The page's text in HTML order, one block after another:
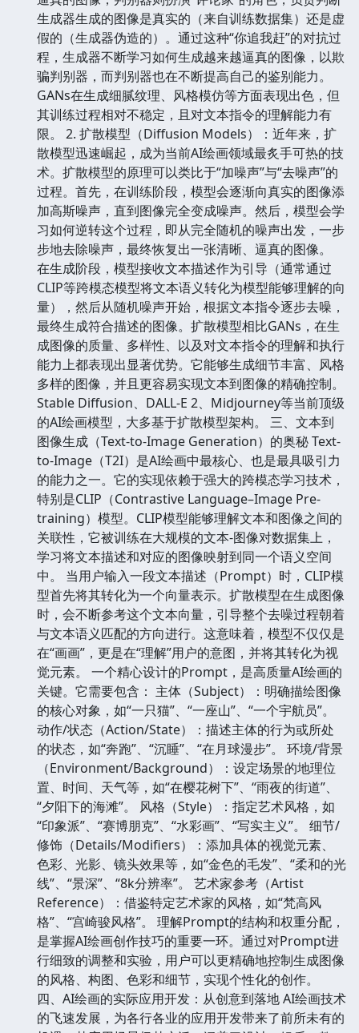
生成器生成的图像是真实的（来自训练数据集）还是虚
假的（生成器伪造的）。通过这种“你追我赶”的对抗过
程，生成器不断学习如何生成越来越逼真的图像，以欺
骗判别器，而判别器也在不断提高自己的鉴别能力。
GANs在生成细腻纹理、风格模仿等方面表现出色，但
其训练过程相对不稳定，且对文本指令的理解能力有
限。 2. 扩散模型（Diffusion Models）：近年来，扩
散模型迅速崛起，成为当前AI绘画领域最炙手可热的技
术。扩散模型的原理可以类比于“加噪声”与“去噪声”的
过程。首先，在训练阶段，模型会逐渐向真实的图像添
加高斯噪声，直到图像完全变成噪声。然后，模型会学
习如何逆转这个过程，即从完全随机的噪声出发，一步
步地去除噪声，最终恢复出一张清晰、逼真的图像。
在生成阶段，模型接收文本描述作为引导（通常通过
CLIP等跨模态模型将文本语义转化为模型能够理解的向
量），然后从随机噪声开始，根据文本指令逐步去噪，
最终生成符合描述的图像。扩散模型相比GANs，在生
成图像的质量、多样性、以及对文本指令的理解和执行
能力上都表现出显著优势。它能够生成细节丰富、风格
多样的图像，并且更容易实现文本到图像的精确控制。
Stable Diffusion、DALL-E 2、Midjourney等当前顶级
的AI绘画模型，大多基于扩散模型架构。 三、文本到
图像生成（Text-to-Image Generation）的奥秘 Text-
to-Image（T2I）是AI绘画中最核心、也是最具吸引力
的能力之一。它的实现依赖于强大的跨模态学习技术，
特别是CLIP（Contrastive Language–Image Pre-
training）模型。CLIP模型能够理解文本和图像之间的
关联性，它被训练在大规模的文本-图像对数据集上，
学习将文本描述和对应的图像映射到同一个语义空间
中。 当用户输入一段文本描述（Prompt）时，CLIP模
型首先将其转化为一个向量表示。扩散模型在生成图像
时，会不断参考这个文本向量，引导整个去噪过程朝着
与文本语义匹配的方向进行。这意味着，模型不仅仅是
在“画画”，更是在“理解”用户的意图，并将其转化为视
觉元素。 一个精心设计的Prompt，是高质量AI绘画的
关键。它需要包含： 主体（Subject）：明确描绘图像
的核心对象，如“一只猫”、“一座山”、“一个宇航员”。
动作/状态（Action/State）：描述主体的行为或所处
的状态，如“奔跑”、“沉睡”、“在月球漫步”。 环境/背景
（Environment/Background）：设定场景的地理位
置、时间、天气等，如“在樱花树下”、“雨夜的街道”、
“夕阳下的海滩”。 风格（Style）：指定艺术风格，如
“印象派”、“赛博朋克”、“水彩画”、“写实主义”。 细节/
修饰（Details/Modifiers）：添加具体的视觉元素、
色彩、光影、镜头效果等，如“金色的毛发”、“柔和的光
线”、“景深”、“8k分辨率”。 艺术家参考（Artist
Reference）：借鉴特定艺术家的风格，如“梵高风
格”、“宫崎骏风格”。 理解Prompt的结构和权重分配，
是掌握AI绘画创作技巧的重要一环。通过对Prompt进
行细致的调整和实验，用户可以更精确地控制生成图像
的风格、构图、色彩和细节，实现个性化的创作。
四、AI绘画的实际应用开发：从创意到落地 AI绘画技术
的飞速发展，为各行各业的应用开发带来了前所未有的